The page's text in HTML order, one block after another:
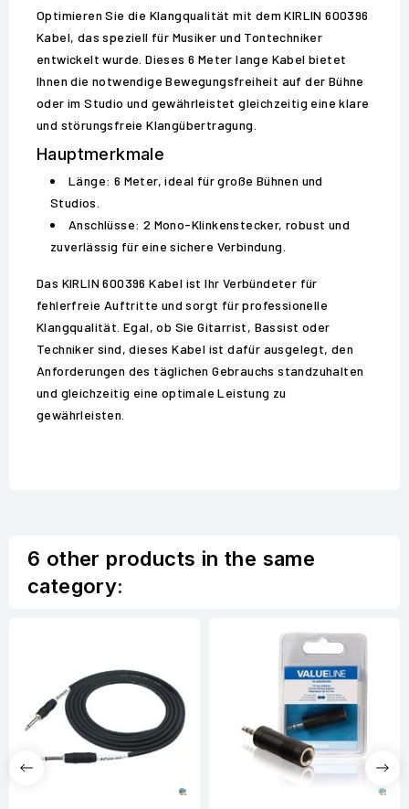
Optimieren Sie die Klangqualität mit dem KIRLIN 600396
Kabel, das speziell für Musiker und Tontechniker
entwickelt wurde. Dieses 6 Meter lange Kabel bietet
Ihnen die notwendige Bewegungsfreiheit auf der Bühne
oder im Studio und gewährleistet gleichzeitig eine klare
und störungsfreie Klangübertragung.
Hauptmerkmale
Länge: 6 Meter, ideal für große Bühnen und
Studios.
Anschlüsse: 2 Mono-Klinkenstecker, robust und
zuverlässig für eine sichere Verbindung.
Das KIRLIN 600396 Kabel ist Ihr Verbündeter für
fehlerfreie Auftritte und sorgt für professionelle
Klangqualität. Egal, ob Sie Gitarrist, Bassist oder
Techniker sind, dieses Kabel ist dafür ausgelegt, den
Anforderungen des täglichen Gebrauchs standzuhalten
und gleichzeitig eine optimale Leistung zu
gewährleisten.
6 other products in the same
category: